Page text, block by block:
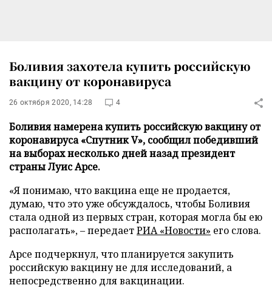
Боливия захотела купить российскую
вакцину от коронавируса
26 октября 2020, 14:28 4
Боливия намерена купить российскую вакцину от
коронавируса «Спутник V», сообщил победивший
на выборах несколько дней назад президент
страны Луис Арсе.
«Я понимаю, что вакцина еще не продается,
думаю, что это уже обсуждалось, чтобы Боливия
стала одной из первых стран, которая могла бы ею
располагать», – передаетРИА «Новости» его слова.
Арсе подчеркнул, что планируется закупить
российскую вакцину не для исследований, а
непосредственно для вакцинации.